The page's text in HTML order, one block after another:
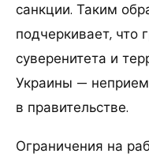
санкции. Таким
подчеркивает, что
суверенитета и
Украины —
в правительстве.
Ограничения на